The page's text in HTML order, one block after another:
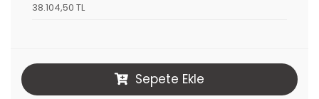
38.104,50 TL
Sepete Ekle